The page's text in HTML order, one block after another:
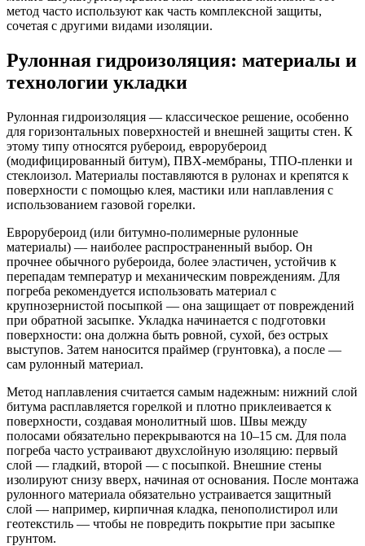
метод часто используют как часть комплексной защиты,
сочетая с другими видами изоляции.
Рулонная гидроизоляция: материалы и
технологии укладки
Рулонная гидроизоляция — классическое решение, особенно
для горизонтальных поверхностей и внешней защиты стен. К
этому типу относятся рубероид, еврорубероид
(модифицированный битум), ПВХ-мембраны, ТПО-пленки и
стеклоизол. Материалы поставляются в рулонах и крепятся к
поверхности с помощью клея, мастики или наплавления с
использованием газовой горелки.
Еврорубероид (или битумно-полимерные рулонные
материалы) — наиболее распространенный выбор. Он
прочнее обычного рубероида, более эластичен, устойчив к
перепадам температур и механическим повреждениям. Для
погреба рекомендуется использовать материал с
крупнозернистой посыпкой — она защищает от повреждений
при обратной засыпке. Укладка начинается с подготовки
поверхности: она должна быть ровной, сухой, без острых
выступов. Затем наносится праймер (грунтовка), а после —
сам рулонный материал.
Метод наплавления считается самым надежным: нижний слой
битума расплавляется горелкой и плотно приклеивается к
поверхности, создавая монолитный шов. Швы между
полосами обязательно перекрываются на 10–15 см. Для пола
погреба часто устраивают двухслойную изоляцию: первый
слой — гладкий, второй — с посыпкой. Внешние стены
изолируют снизу вверх, начиная от основания. После монтажа
рулонного материала обязательно устраивается защитный
слой — например, кирпичная кладка, пенополистирол или
геотекстиль — чтобы не повредить покрытие при засыпке
грунтом.